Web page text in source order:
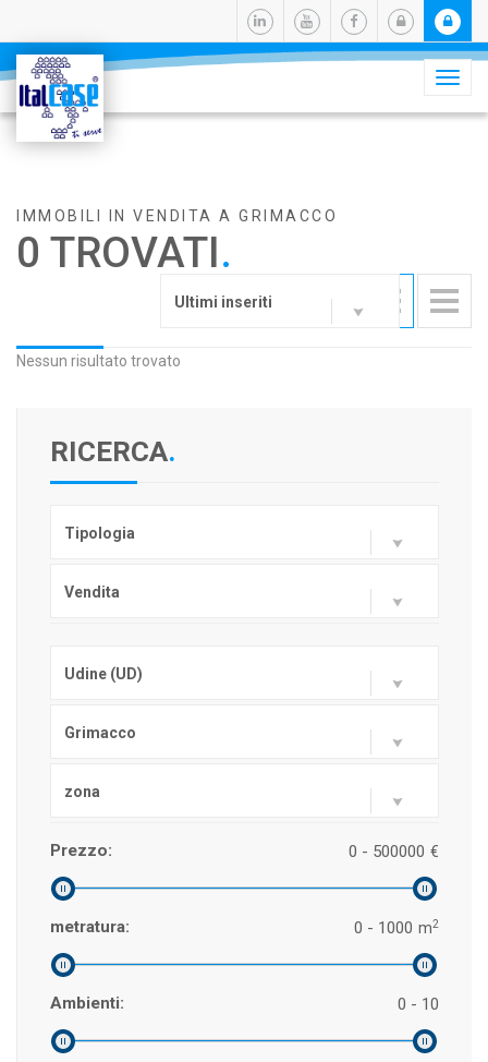
IMMOBILI IN VENDITA A GRIMACCO
0 TROVATI.
Ultimi inseriti
Nessun risultato trovato
RICERCA.
Tipologia
Vendita
Udine (UD)
Grimacco
zona
Prezzo: €
0 - 500000
metratura: m2
0 - 1000
Ambienti: 0 - 10